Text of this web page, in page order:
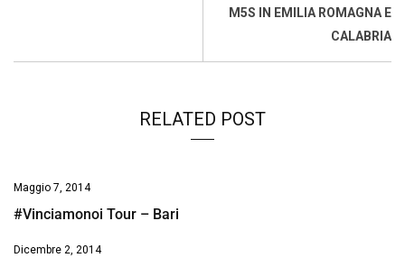
kM5S IN EMILIA ROMAGNA E
CALABRIA
RELATED POST
Maggio 7, 2014
#Vinciamonoi Tour – Bari
Dicembre 2, 2014